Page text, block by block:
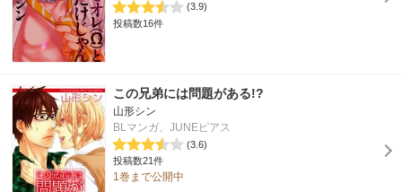
(3.9)
投稿数16件
この兄弟には問題がある!?
山形シン
BLマンガ、JUNEピアス
(3.6)
投稿数21件
1巻まで公開中